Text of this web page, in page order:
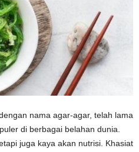
nama agar-agar, telah lama
di berbagai belahan dunia.
juga kaya akan nutrisi. Khasiat